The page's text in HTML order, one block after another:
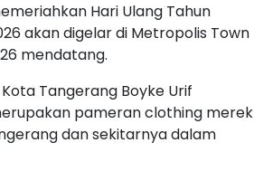
Hari Ulang Tahun
akan digelar di Metropolis Town
mendatang.
Tangerang Boyke Urif
pameran clothing merek
dan sekitarnya dalam